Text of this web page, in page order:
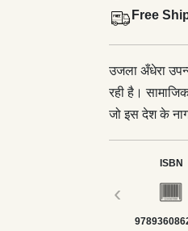
Free
उजला अँधेरा
रही है।
जो इस देश के
भी जहाँ की
उपन्यास अपने
यह उपन्यास
अभ्यस्त क्यों
‹
ISBN